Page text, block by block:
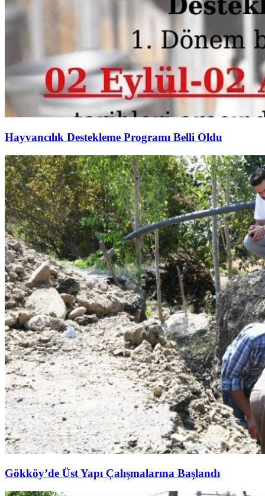
Hayvancılık Destekleme Programı Belli Oldu
Gökköy’de Üst Yapı Çalışmalarına Başlandı